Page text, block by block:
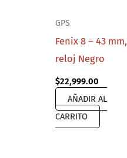
GPS
Fenix 8 – 43 mm,
reloj Negro
$22,999.00
AÑADIR AL
CARRITO